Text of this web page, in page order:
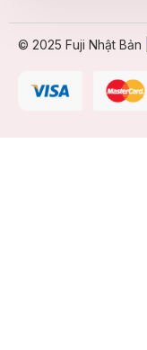
© 2025 Fuji Nhật Bản |